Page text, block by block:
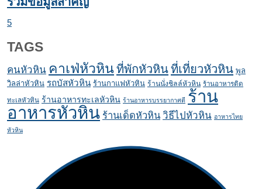
5
TAGS
คนหัวหิน คาเฟ่หัวหินที่พักหัวหินที่เที่ยวหัวหิน พูล
วิลล่าหัวหิน รถบัสหัวหิน ร้านกาแฟหัวหิน ร้านนั่งชิลล์หัวหิน ร้านอาหารติด
ทะเลหัวหิน ร้านอาหารทะเลหัวหิน ร้านอาหารบรรยากาศดี ร้าน
อาหารหัวหิน ร้านเด็ดหัวหิน วิธีไปหัวหิน อาหารไทย
หัวหิน